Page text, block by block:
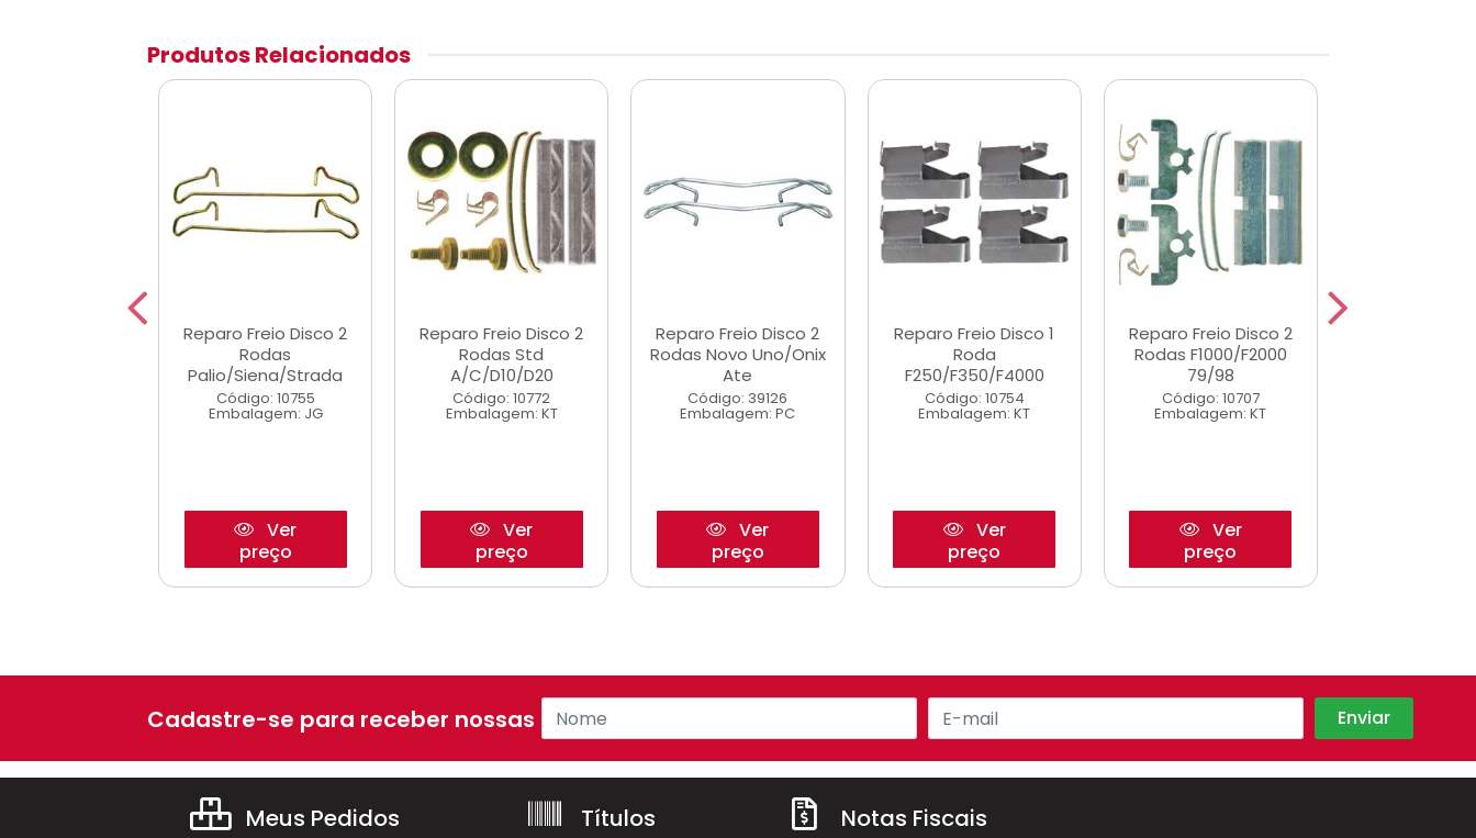
Produtos Relacionados
Reparo Freio Disco 2
Rodas
Palio/Siena/Strada
Código: 10755
Embalagem: JG
Ver
preço
Reparo Freio Disco 2
Rodas Std
A/C/D10/D20
Código: 10772
Embalagem: KT
Ver
preço
Reparo Freio Disco 2
Rodas Novo Uno/Onix
Ate
Código: 39126
Embalagem: PC
Ver
preço
Reparo Freio Disco 1
Roda
F250/F350/F4000
Código: 10754
Embalagem: KT
Ver
preço
Reparo Freio Disco 2
Rodas F1000/F2000
79/98
Código: 10707
Embalagem: KT
Ver
preço
Cadastre-se para receber nossas ofertas!
Meus Pedidos Títulos Notas Fiscais